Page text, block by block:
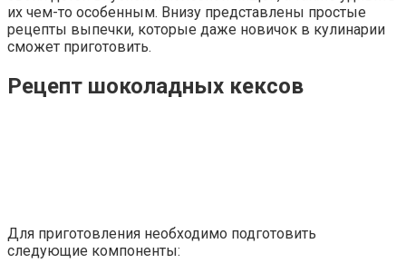
их чем-то особенным. Внизу представлены простые
рецепты выпечки, которые даже новичок в кулинарии
сможет приготовить.
Рецепт шоколадных кексов
Для приготовления необходимо подготовить
следующие компоненты: